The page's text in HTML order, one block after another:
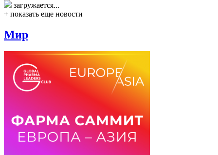
загружается...
+ показать еще новости
Мир